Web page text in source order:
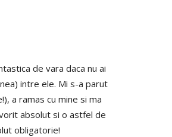
de vara daca nu ai
intre ele. Mi s-a parut
a ramas cu mine si ma
absolut si o astfel de
obligatorie!